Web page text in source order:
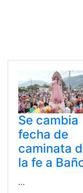
Se cambia
fecha de
caminata
la fe a
…